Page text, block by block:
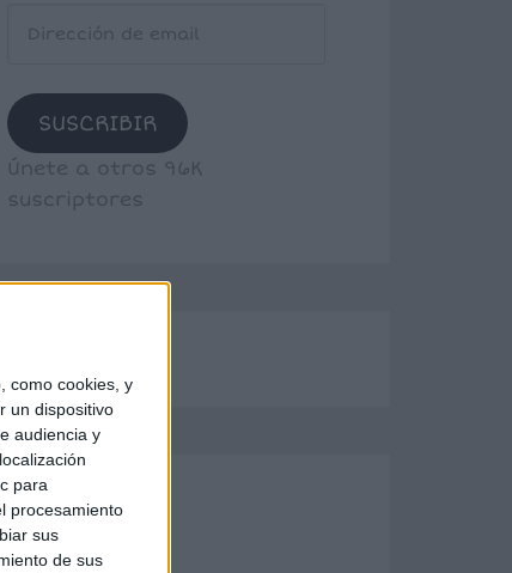
como cookies, y
un dispositivo
audiencia y
para
procesamiento
sus
de sus
SUSCRIBIR
Únete a otros 96K
suscriptores